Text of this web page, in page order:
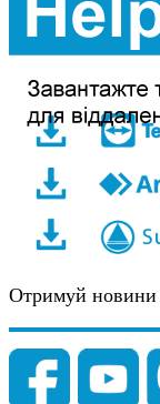
Отримуй